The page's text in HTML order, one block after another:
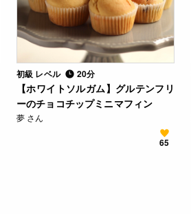
初級 レベル 20分
【ホワイトソルガム】グルテンフリ
ーのチョコチップミニマフィン
夢 さん
65